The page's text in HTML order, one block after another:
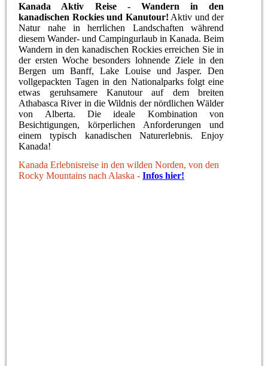
Kanada Aktiv Reise - Wandern in den
kanadischen Rockies und Kanutour! Aktiv und der
Natur nahe in herrlichen Landschaften während
diesem Wander- und Campingurlaub in Kanada. Beim
Wandern in den kanadischen Rockies erreichen Sie in
der ersten Woche besonders lohnende Ziele in den
Bergen um Banff, Lake Louise und Jasper. Den
vollgepackten Tagen in den Nationalparks folgt eine
etwas geruhsamere Kanutour auf dem breiten
Athabasca River in die Wildnis der nördlichen Wälder
von Alberta. Die ideale Kombination von
Besichtigungen, körperlichen Anforderungen und
einem typisch kanadischen Naturerlebnis. Enjoy
Kanada!
Kanada Erlebnisreise in den wilden Norden, von den
Rocky Mountains nach Alaska -Infos hier!